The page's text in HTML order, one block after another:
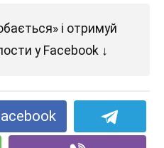
і отримуй
у Facebook ↓